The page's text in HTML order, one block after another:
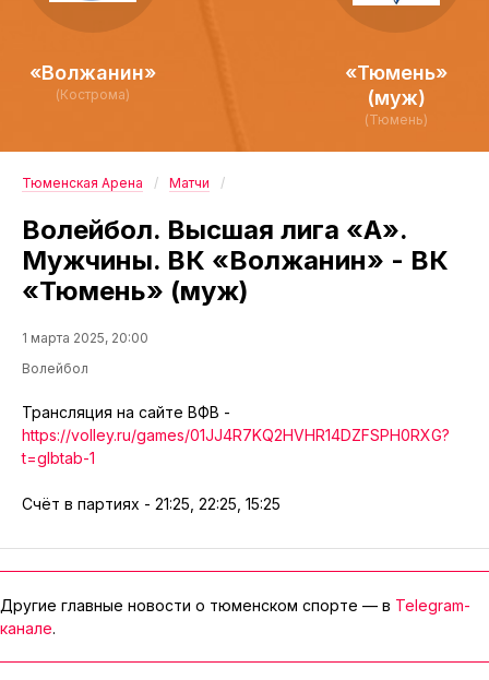
«Волжанин»
(Кострома)
«Тюмень»
(муж)
(Тюмень)
Тюменская Арена Матчи
Волейбол. Высшая лига «А».
Мужчины. ВК «Волжанин» - ВК
«Тюмень» (муж)
1 марта 2025, 20:00
Волейбол
Трансляция на сайте ВФВ -
https://volley.ru/games/01JJ4R7KQ2HVHR14DZFSPH0RXG?
t=glbtab-1
Счёт в партиях - 21:25, 22:25, 15:25
Другие главные новости о тюменском спорте — в Telegram-
канале.